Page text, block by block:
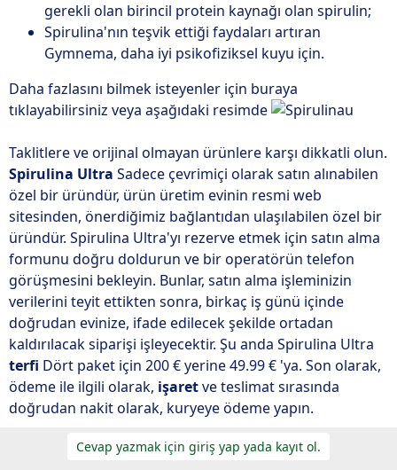
gerekli olan birincil protein kaynağı olan spirulin;
Spirulina'nın teşvik ettiği faydaları artıran
Gymnema, daha iyi psikofiziksel kuyu için.
Daha fazlasını bilmek isteyenler için buraya
tıklayabilirsiniz veya aşağıdaki resimde
Taklitlere ve orijinal olmayan ürünlere karşı dikkatli olun.
Spirulina Ultra Sadece çevrimiçi olarak satın alınabilen
özel bir üründür, ürün üretim evinin resmi web
sitesinden, önerdiğimiz bağlantıdan ulaşılabilen özel bir
üründür. Spirulina Ultra'yı rezerve etmek için satın alma
formunu doğru doldurun ve bir operatörün telefon
görüşmesini bekleyin. Bunlar, satın alma işleminizin
verilerini teyit ettikten sonra, birkaç iş günü içinde
doğrudan evinize, ifade edilecek şekilde ortadan
kaldırılacak siparişi işleyecektir. Şu anda Spirulina Ultra
terfi Dört paket için 200 € yerine 49.99 € 'ya. Son olarak,
ödeme ile ilgili olarak, işaretve teslimat sırasında
doğrudan nakit olarak, kuryeye ödeme yapın.
Cevap yazmak için giriş yap yada kayıt ol.